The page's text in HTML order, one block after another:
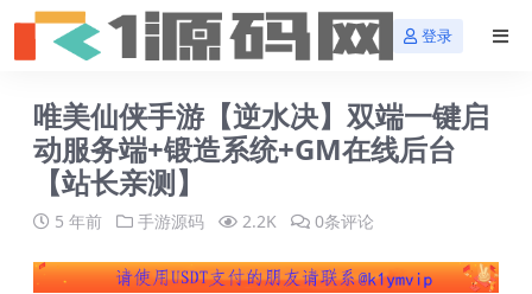
登录
唯美仙侠手游【逆水决】双端一键启
动服务端+锻造系统+GM在线后台
【站长亲测】
5 年前 手游源码 2.2K 0条评论